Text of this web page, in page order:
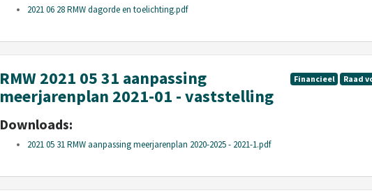
2021 06 28 RMW dagorde en toelichting.pdf
Financieel Raad
RMW 2021 05 31 aanpassing
meerjarenplan 2021-01 - vaststelling
Downloads:
2021 05 31 RMW aanpassing meerjarenplan 2020-2025 - 2021-1.pdf